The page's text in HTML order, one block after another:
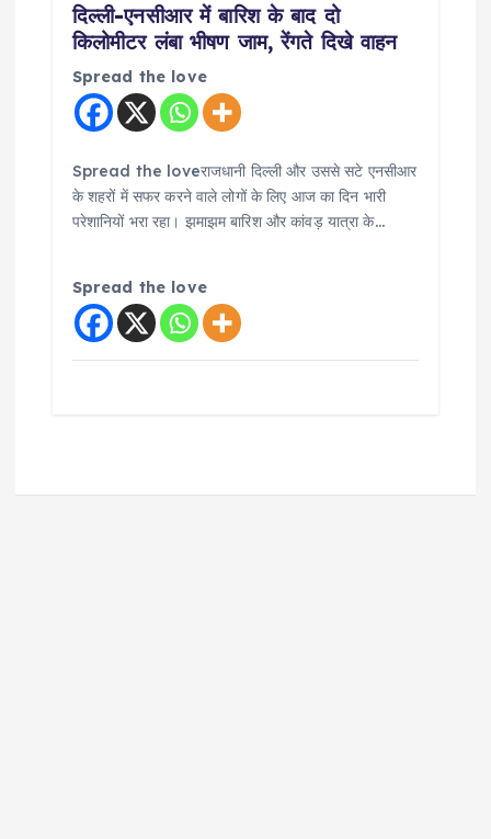
दिल्ली-एनसीआर में बारिश के बाद दो
किलोमीटर लंबा भीषण जाम, रेंगते दिखे वाहन
Spread the love
Spread the loveराजधानी दिल्ली और उससे सटे एनसीआर
के शहरों में सफर करने वाले लोगों के लिए आज का दिन भारी
परेशानियों भरा रहा। झमाझम बारिश और कांवड़ यात्रा के…
Spread the love